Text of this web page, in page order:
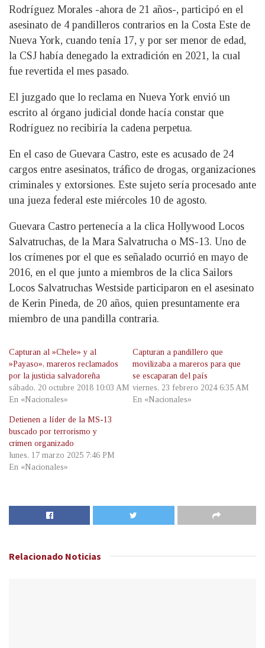
Rodríguez Morales -ahora de 21 años-, participó en el
asesinato de 4 pandilleros contrarios en la Costa Este de
Nueva York, cuando tenía 17, y por ser menor de edad,
la CSJ había denegado la extradición en 2021, la cual
fue revertida el mes pasado.
El juzgado que lo reclama en Nueva York envió un
escrito al órgano judicial donde hacía constar que
Rodríguez no recibiría la cadena perpetua.
En el caso de Guevara Castro, este es acusado de 24
cargos entre asesinatos, tráfico de drogas, organizaciones
criminales y extorsiones. Este sujeto sería procesado ante
una jueza federal este miércoles 10 de agosto.
Guevara Castro pertenecía a la clica Hollywood Locos
Salvatruchas, de la Mara Salvatrucha o MS-13. Uno de
los crímenes por el que es señalado ocurrió en mayo de
2016, en el que junto a miembros de la clica Sailors
Locos Salvatruchas Westside participaron en el asesinato
de Kerin Pineda, de 20 años, quien presuntamente era
miembro de una pandilla contraria.
Capturan al »Chele» y al
»Payaso», mareros reclamados
por la justicia salvadoreña
sábado, 20 octubre 2018 10:03 AM
En «Nacionales»
Capturan a pandillero que
movilizaba a mareros para que
se escaparan del país
viernes, 23 febrero 2024 6:35 AM
En «Nacionales»
Detienen a líder de la MS-13
buscado por terrorismo y
crimen organizado
lunes, 17 marzo 2025 7:46 PM
En «Nacionales»
Relacionado Noticias